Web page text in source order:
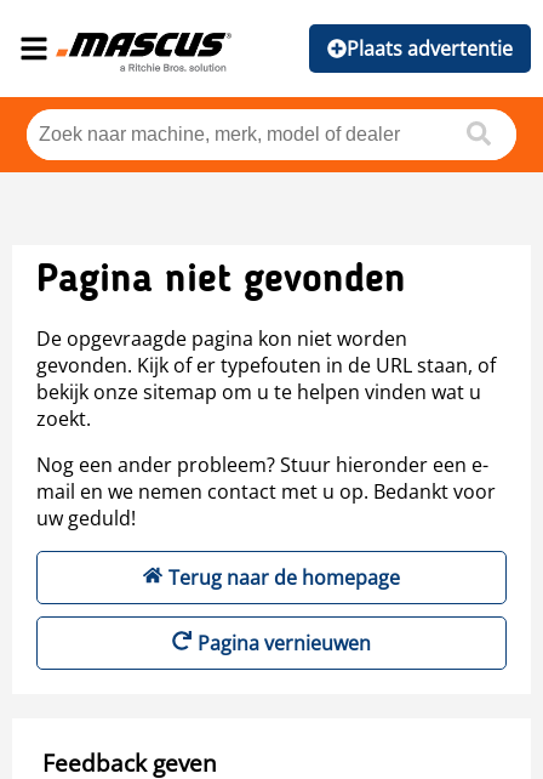
Plaats advertentie
Pagina niet gevonden
De opgevraagde pagina kon niet worden
gevonden. Kijk of er typefouten in de URL staan, of
bekijk onze sitemap om u te helpen vinden wat u
zoekt.
Nog een ander probleem? Stuur hieronder een e-
mail en we nemen contact met u op. Bedankt voor
uw geduld!
Terug naar de homepage
Pagina vernieuwen
Feedback geven